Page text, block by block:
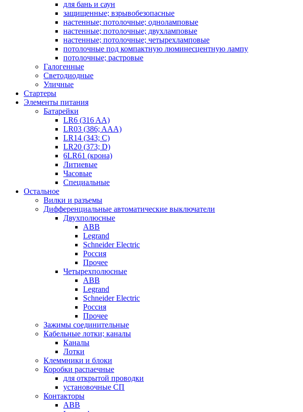
для бань и саун
защищенные; взрывобезопасные
настенные; потолочные; одноламповые
настенные; потолочные; двухламповые
настенные; потолочные; четырехламповые
потолочные под компактную люминесцентную лампу
потолочные; растровые
Галогенные
Светодиодные
Уличные
Стартеры
Элементы питания
Батарейки
LR6 (316 AA)
LR03 (386; AAA)
LR14 (343; C)
LR20 (373; D)
6LR61 (крона)
Литиевые
Часовые
Специальные
Остальное
Вилки и разъемы
Дифференциальные автоматические выключатели
Двухполюсные
ABB
Legrand
Schneider Electric
Россия
Прочее
Четырехполюсные
ABB
Legrand
Schneider Electric
Россия
Прочее
Зажимы соединительные
Кабельные лотки; каналы
Каналы
Лотки
Клеммники и блоки
Коробки распаечные
для открытой проводки
установочные СП
Контакторы
ABB